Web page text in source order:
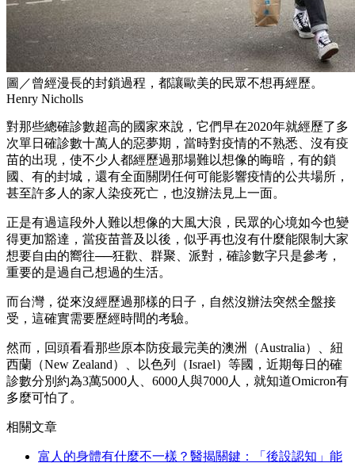
圖／曾經漫長的封鎖過程，都讓歐美的民眾不想再經歷。
Henry Nicholls
對那些總確診數超高的國家來說，它們早在2020年就經歷了多
次單日確診數十萬人的惡夢期，當時對疫情的不熟悉、沒有疫
苗的出現，使不少人都經歷過那場難以想像的晦暗，有的鎖
國、有的封城，還有全面關閉任何可能影響疫情的公共場所，
甚至許多人的家人染疫死亡，也沒辦法見上一面。
正是有過這段外人難以想像的大風大浪，民眾的心境如今也變
得更加豁達，當疫苗普及以後，似乎再也沒有什麼能限制大家
想要自由的嚮往──狂歡、群聚、派對，確診數字只是參考，
重要的是過自己想過的生活。
而台灣，從來沒經歷過那樣的日子，自然沒辦法突然全盤接
受，這確實需要歷經時間的考驗。
然而，回頭看看那些原本防疫最完美的澳洲（Australia）、紐
西蘭（New Zealand）、以色列（Israel）等國，近期每日的確
診數分別約為3萬5000人、6000人與7000人，就知道Omicron有
多麼可怕了。
相關文章
富人的身體有什麼不一樣？醫揭關鍵：「後設認知」能